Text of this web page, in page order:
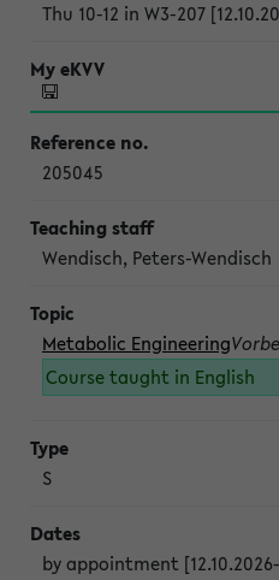
Thu 10-12 in W3-207
205045
Wendisch, Peters-Wendisch
Metabolic Engineering
Course taught in English
S
by appointment